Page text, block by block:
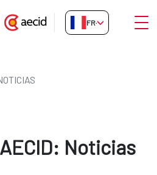
Noticias
FR-FR
Noticias